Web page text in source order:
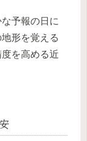
予報の日に
形を覚える
を高める近